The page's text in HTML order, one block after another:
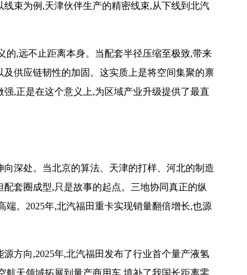
束为例,天津伙伴生产的精密线束,从下线到北汽
的,远不止距离本身。当配套半径压缩至极致,带来
供应链韧性的加固。这实质上是将空间集聚的禀
,正是在这个意义上,为区域产业升级提供了最直
深处。当北京的算法、天津的打样、河北的制造
套圈成型,只是故事的起点。三地协同真正的纵
。2025年,北汽福田重卡实现销量翻倍增长,也源
方向,2025年,北汽福田发布了行业首个量产液氢
天领域拓展到量产商用车,填补了我国长距离零